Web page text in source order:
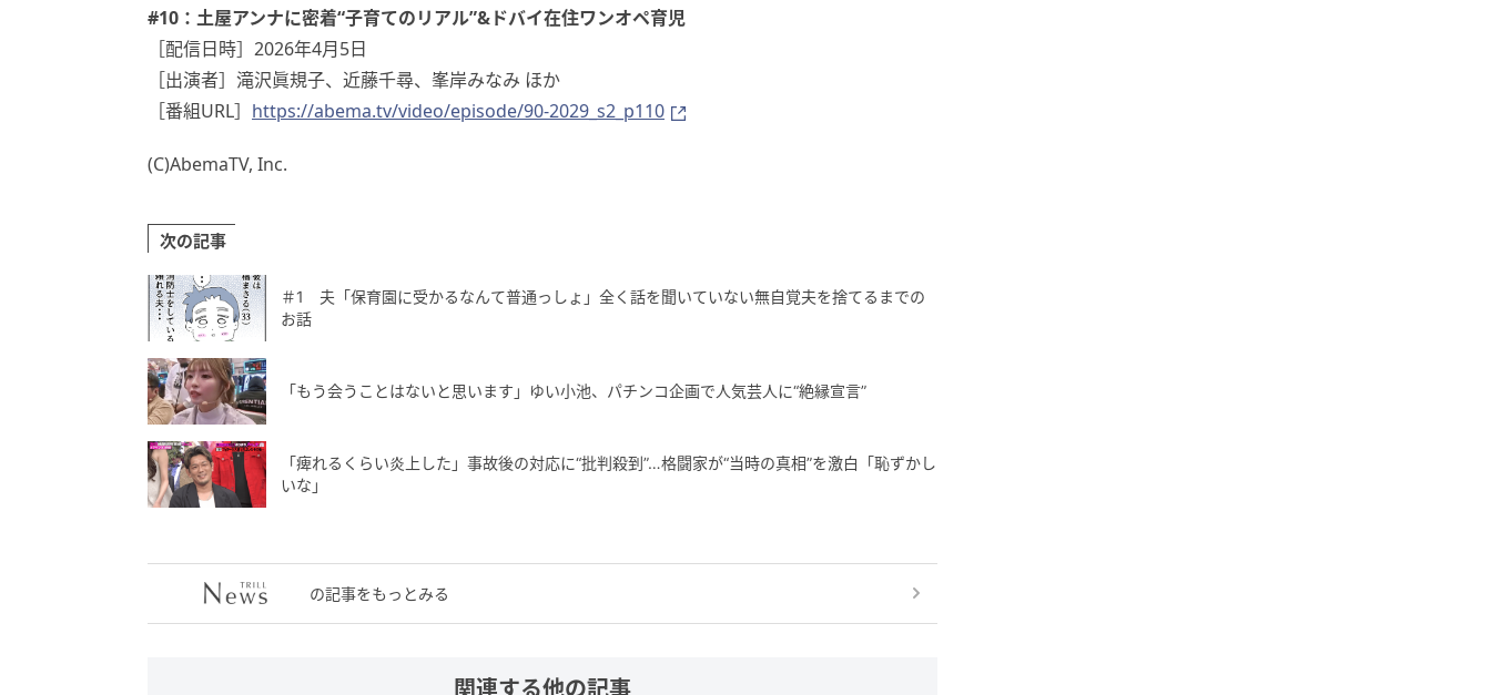
#10：土屋アンナに密着“子育てのリアル”&ドバイ在住ワンオペ育児
［配信日時］2026年4月5日
［出演者］滝沢眞規子、近藤千尋、峯岸みなみ ほか
［番組URL］ https://abema.tv/video/episode/90-2029_s2_p110
(C)AbemaTV, Inc.
次の記事
＃1 夫「保育園に受かるなんて普通っしょ」全く話を聞いていない無自覚夫を捨てるまでの
お話
「もう会うことはないと思います」ゆい小池、パチンコ企画で人気芸人に“絶縁宣言”
「痺れるくらい炎上した」事故後の対応に“批判殺到”…格闘家が“当時の真相”を激白「恥ずかし
いな」
の記事をもっとみる
関連する他の記事